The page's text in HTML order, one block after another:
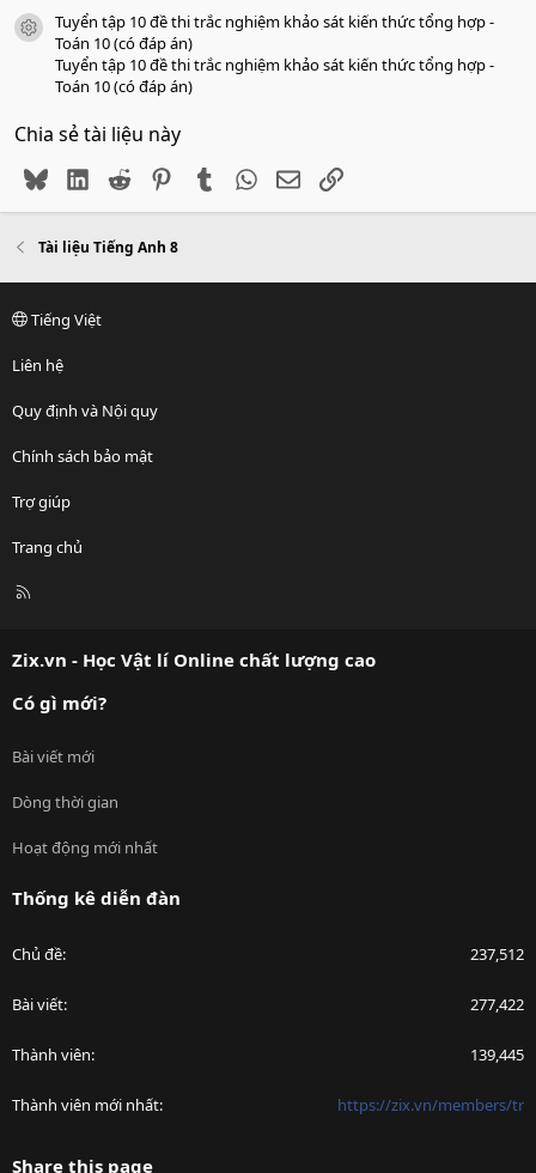
icon tài liệu
Tuyển tập 10 đề thi trắc nghiệm khảo sát kiến thức tổng hợp -
Toán 10 (có đáp án)
Tuyển tập 10 đề thi trắc nghiệm khảo sát kiến thức tổng hợp -
Toán 10 (có đáp án)
Chia sẻ tài liệu này
BlueskyLinkedIn
Reddit PinterestTumblr WhatsApp
EmailLink
Tài liệu Tiếng Anh 8
Tiếng Việt
Liên hệ
Quy định và Nội quy
Chính sách bảo mật
Trợ giúp
Trang chủ
R
Zix.vn - Học Vật lí Online chất lượng cao
Có gì mới?
Bài viết mới
Dòng thời gian
Hoạt động mới nhất
Thống kê diễn đàn
Chủ đề 237,512
Bài viết 277,422
Thành viên 139,445
Thành viên mới nhất https://zix.vn/members/tr
Share this page